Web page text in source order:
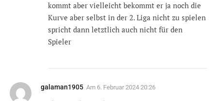
kommt aber vielleicht bekommt er ja noch die
Kurve aber selbst in der 2. Liga nicht zu spielen
spricht dann letztlich auch nicht für den
Spieler
galaman1905 Am 6. Februar 2024 20:26